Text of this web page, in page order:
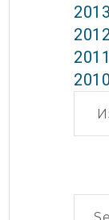
2013
2012
2011
2010